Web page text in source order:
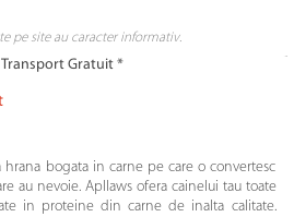
pe site au caracter informativ.
Transport Gratuit *
bogata in carne pe care o convertesc
au nevoie. Apllaws ofera cainelui tau toate
in proteine din carne de inalta calitate.